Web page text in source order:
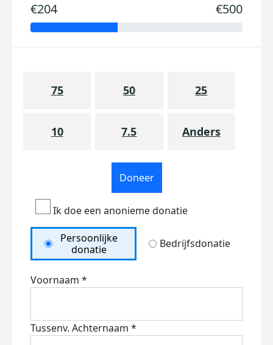
€204 €500
75 50 25
10 7.5 Anders
Doneer
Ik doe een anonieme donatie
Persoonlijke
donatie
Bedrijfsdonatie
Voornaam *
Tussenv. Achternaam *